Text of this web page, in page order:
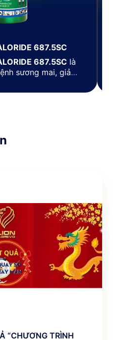
687.5SC
687.5SC là
sương mai, giả
hấu …).
“CHƯƠNG TRÌNH